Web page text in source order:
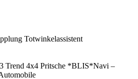
Totwinkelassistent